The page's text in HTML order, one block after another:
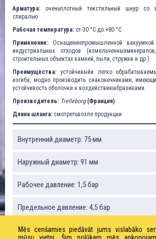
Арматура: оченьплотный текстильный шнур со
спиралью
Рабочая температура: от-30 °C до +80 °C
Применение: Оснащениепромышленной
индустриальных отходов
строительных объектах камней, пыли, стружки и др.)
Преимущества: устойчивыйи легко
изгиба, модно производить снаконечниками,
устойчивость оболочки к воздействиюабразивами.
Производитель: Trelleborg (Франция)
Длина шланга: смотретьвозле продукции
Внутренний диаметр: 75 мм
Наружный диаметр: 91 мм
Рабочее давление: 1,5 бар
Предельное давление: 4,5 бар
Радиус изгиба: 90 мм
Mēs cenšamies piedāvāt jums vislabāko
mūsu vietni. Šim nolūkam mēs